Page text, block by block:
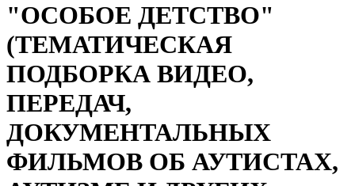
"ОСОБОЕ ДЕТСТВО"
(ТЕМАТИЧЕСКАЯ
ПОДБОРКА ВИДЕО,
ПЕРЕДАЧ,
ДОКУМЕНТАЛЬНЫХ
ФИЛЬМОВ ОБ АУТИСТАХ,